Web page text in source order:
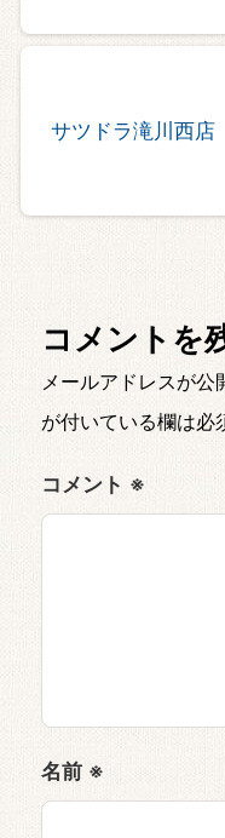
コメントを
メールアドレスが公
が付いている欄は必
コメント ※
名前 ※